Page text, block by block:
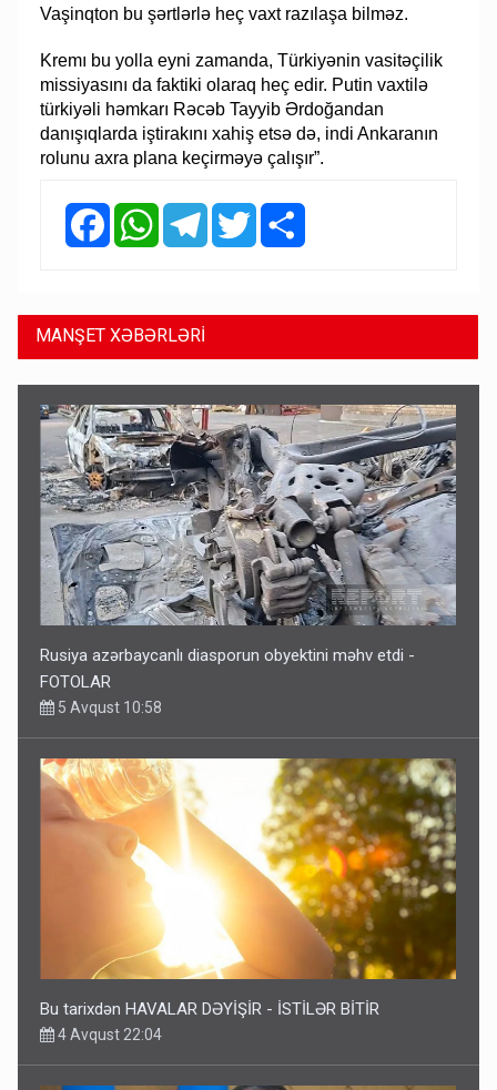
Vaşinqton bu şərtlərlə heç vaxt razılaşa bilməz.
Kremı bu yolla eyni zamanda, Türkiyənin vasitəçilik
missiyasını da faktiki olaraq heç edir. Putin vaxtilə
türkiyəli həmkarı Rəcəb Tayyib Ərdoğandan
danışıqlarda iştirakını xahiş etsə də, indi Ankaranın
rolunu axra plana keçirməyə çalışır”.
FacebookWhatsAppTelegramTwitter
MANŞET XƏBƏRLƏRİ
Rusiya azərbaycanlı diasporun obyektini məhv etdi -
FOTOLAR
5 Avqust 10:58
Bu tarixdən HAVALAR DƏYİŞİR - İSTİLƏR BİTİR
4 Avqust 22:04